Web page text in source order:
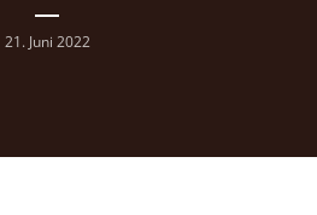
21. Juni 2022